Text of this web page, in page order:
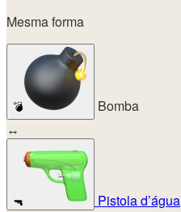
Mesma forma
💣
Bomba
↔
🔫
Pistola d’água